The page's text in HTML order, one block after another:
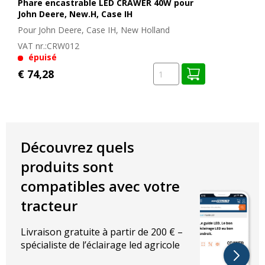
Diamètre de l’ampoule : 84mm
Numéro de pièce John Deere
Numéro de pièce CNH 87539115 / 87328621
6110M
6110R
6115M
6115R
6120M
6130M
6130R
6140R
6145M
6170R
6210R
6215M
6215R
Phare encastrable LED CRAWER 40W pour
John Deere, New.H, Case IH
Pour John Deere, Case IH, New Holland
VAT nr.:CRW012
épuisé
€ 74,28
Découvrez quels
produits sont
compatibles avec votre
tracteur
Livraison gratuite à partir de 200 € –
spécialiste de l’éclairage led agricole